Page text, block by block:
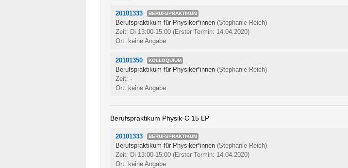
20101333 BERUFSPRAKTIKUM
Berufspraktikum für Physiker*innen (Stephanie Reich)
Zeit: Di 13:00-15:00 (Erster Termin: 14.04.2020)
Ort: keine Angabe
20101350 KOLLOQUIUM
Berufspraktikum für Physiker*innen (Stephanie Reich)
Zeit: -
Ort: keine Angabe
Berufspraktikum Physik-C 15 LP
20101333 BERUFSPRAKTIKUM
Berufspraktikum für Physiker*innen (Stephanie Reich)
Zeit: Di 13:00-15:00 (Erster Termin: 14.04.2020)
Ort: keine Angabe